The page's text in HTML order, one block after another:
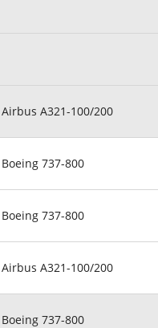
Airbus A321-100/200
Boeing 737-800
Boeing 737-800
Airbus A321-100/200
Boeing 737-800